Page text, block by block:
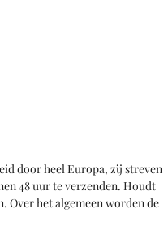
door heel Europa, zij streven
48 uur te verzenden. Houdt
Over het algemeen worden de